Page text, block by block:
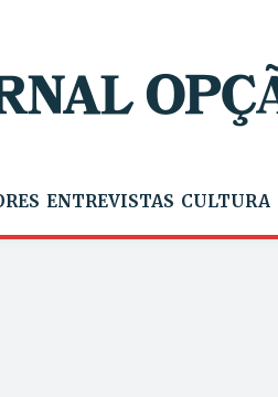
ENTREVISTAS CULTURA